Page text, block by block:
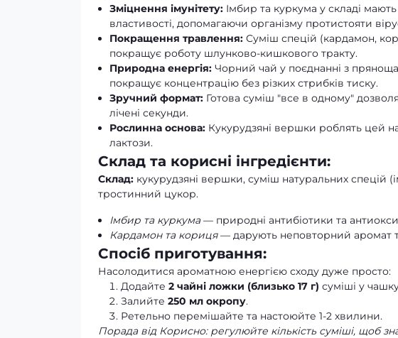
Зміцнення імунітету: Імбир та куркума у складі
властивості, допомагаючи організму протистояти
Покращення травлення: Суміш спецій (кардамон,
покращує роботу шлунково-кишкового тракту.
Природна енергія: Чорний чай у поєднанні з
покращує концентрацію без різких стрибків тиску.
Зручний формат: Готова суміш "все в одному"
лічені секунди.
Рослинна основа: Кукурудзяні вершки роблять цей
лактози.
Склад та корисні інгредієнти:
Склад: кукурудзяні вершки, суміш натуральних
тростинний цукор.
Імбир та куркума— природні антибіотики та
Кардамон та кориця— дарують неповторний аромат
Спосіб приготування:
Насолодитися ароматною енергією сходу дуже просто:
Додайте 2 чайні ложки (близько 17 г) суміші у
Залийте 250 мл окропу.
Ретельно перемішайте та настоюйте 1-2 хвилини.
Порада від Корисно: регулюйте кількість суміші, щоб